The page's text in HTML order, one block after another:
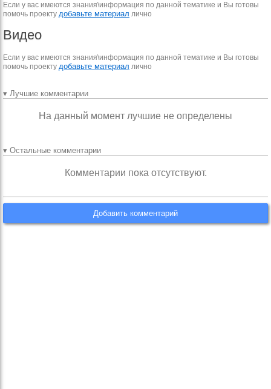
Если у вас имеются знания\информация по данной тематике и Вы готовы
помочь проекту добавьте материал лично
Видео
Если у вас имеются знания\информация по данной тематике и Вы готовы
помочь проекту добавьте материал лично
▾ Лучшие комментарии
На данный момент лучшие не определены
▾ Остальные комментарии
Комментарии пока отсутствуют.
Добавить комментарий